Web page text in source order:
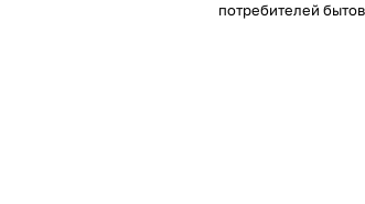
потребителей